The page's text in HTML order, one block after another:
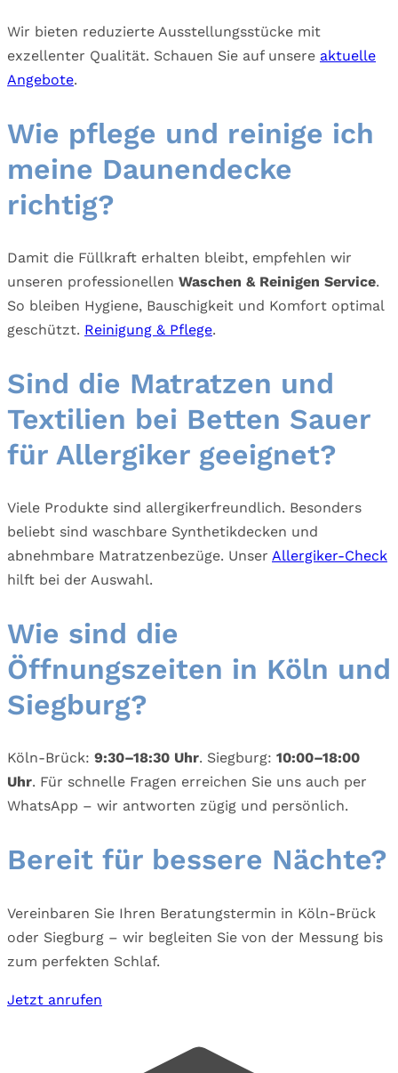
Wir bieten reduzierte Ausstellungsstücke mit
exzellenter Qualität. Schauen Sie auf unsere aktuelle
Angebote.
Wie pflege und reinige ich
meine Daunendecke
richtig?
Damit die Füllkraft erhalten bleibt, empfehlen wir
unseren professionellen Waschen & Reinigen Service.
So bleiben Hygiene, Bauschigkeit und Komfort optimal
geschützt. Reinigung & Pflege.
Sind die Matratzen und
Textilien bei Betten Sauer
für Allergiker geeignet?
Viele Produkte sind allergikerfreundlich. Besonders
beliebt sind waschbare Synthetikdecken und
abnehmbare Matratzenbezüge. Unser Allergiker-Check
hilft bei der Auswahl.
Wie sind die
Öffnungszeiten in Köln und
Siegburg?
Köln-Brück: 9:30–18:30 Uhr. Siegburg: 10:00–18:00
Uhr. Für schnelle Fragen erreichen Sie uns auch per
WhatsApp – wir antworten zügig und persönlich.
Bereit für bessere Nächte?
Vereinbaren Sie Ihren Beratungstermin in Köln-Brück
oder Siegburg – wir begleiten Sie von der Messung bis
zum perfekten Schlaf.
Jetzt anrufen